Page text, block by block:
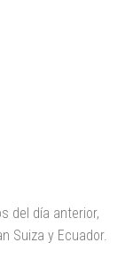
del día anterior,
Suiza y Ecuador.